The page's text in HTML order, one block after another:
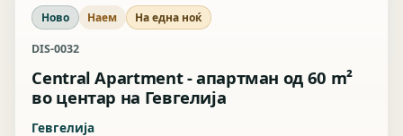
Ново Наем На една ноќ
DIS-0032
Central Apartment - апартман од 60 m²
во центар на Гевгелија
Гевгелија